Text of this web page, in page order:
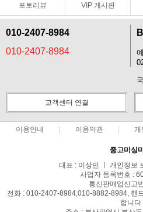
포토리뷰 VIP 게시판
010-2407-8984
010-2407-8984
고객센터 연결
이용안내 이용약관 개
중고미싱
대표 : 이상민 ㅣ 개인정보
사업자 등록번호 :
통신판매업신고
전화 : 010-2407-8984,010-8882-8984, 핸
합니다